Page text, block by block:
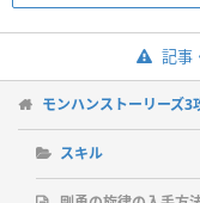
記事
モンハンストーリーズ3
スキル